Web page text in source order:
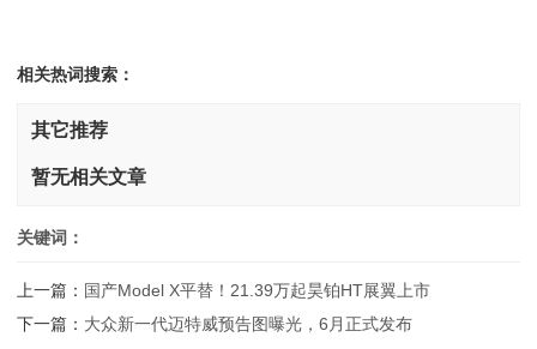
相关热词搜索：
其它推荐
暂无相关文章
关键词：
上一篇： 国产Model X平替！21.39万起昊铂HT展翼上市
下一篇： 大众新一代迈特威预告图曝光，6月正式发布